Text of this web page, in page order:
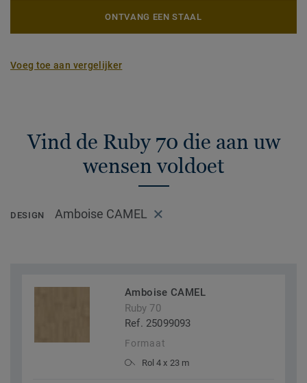
ONTVANG EEN STAAL
Voeg toe aan vergelijker
Vind de Ruby 70 die aan uw
wensen voldoet
DESIGN Amboise CAMEL
Amboise CAMEL
Ruby 70
Ref. 25099093
Formaat
Rol 4 x 23 m